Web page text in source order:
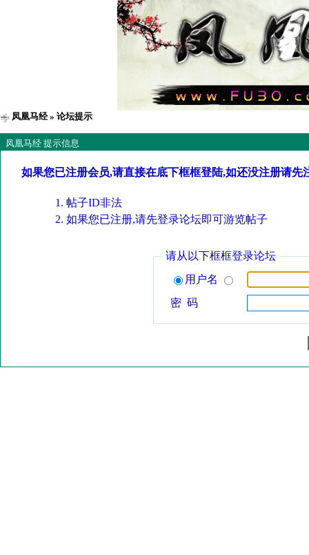
凤凰马经» 论坛提示
凤凰马经 提示信息
如果您已注册会员,请直接在底下框框登陆,如还没注册请先
帖子ID非法
如果您已注册,请先登录论坛即可游览帖子
请从以下框框登录论坛
用户名
密 码